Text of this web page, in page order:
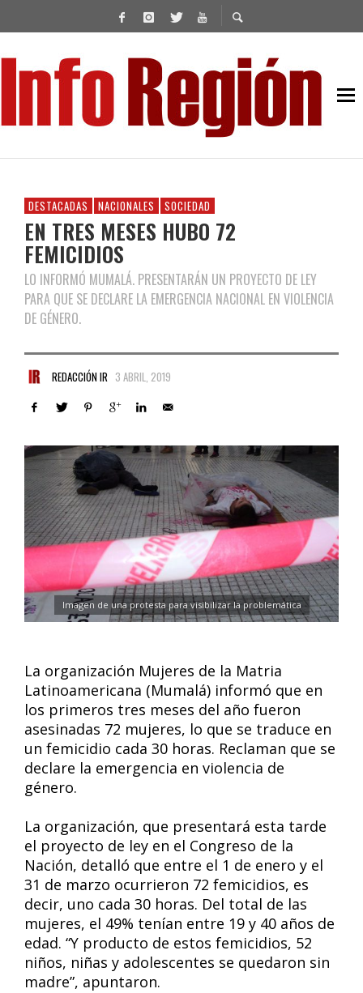
DESTACADAS NACIONALES SOCIEDAD
EN TRES MESES HUBO 72
FEMICIDIOS
LO INFORMÓ MUMALÁ. PRESENTARÁN UN PROYECTO DE LEY
PARA QUE SE DECLARE LA EMERGENCIA NACIONAL EN VIOLENCIA
DE GÉNERO.
REDACCIÓN IR 3 ABRIL, 2019
Imagen de una protesta para visibilizar la problemática
La organización Mujeres de la Matria
Latinoamericana (Mumalá) informó que en
los primeros tres meses del año fueron
asesinadas 72 mujeres, lo que se traduce en
un femicidio cada 30 horas. Reclaman que se
declare la emergencia en violencia de
género.
La organización, que presentará esta tarde
el proyecto de ley en el Congreso de la
Nación, detalló que entre el 1 de enero y el
31 de marzo ocurrieron 72 femicidios, es
decir, uno cada 30 horas. Del total de las
mujeres, el 49% tenían entre 19 y 40 años de
edad. “Y producto de estos femicidios, 52
niños, niñas y adolescentes se quedaron sin
madre”, apuntaron.